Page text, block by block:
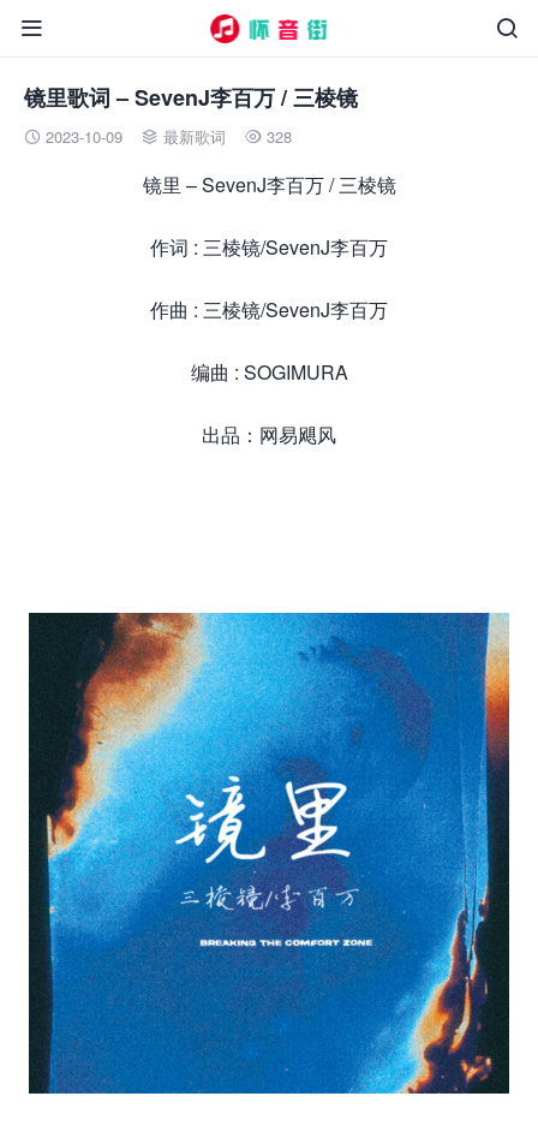


镜里歌词 – SevenJ李百万 / 三棱镜
 2023-10-09  最新歌词  328
镜里 – SevenJ李百万 / 三棱镜
作词 : 三棱镜/SevenJ李百万
作曲 : 三棱镜/SevenJ李百万
编曲 : SOGIMURA
出品：网易飓风